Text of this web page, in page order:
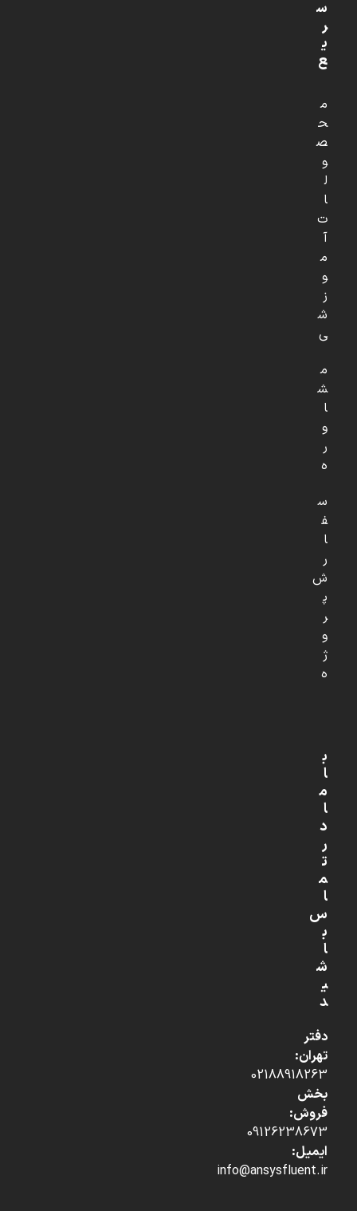
س
ر
ی
ع
م
ح
ص
و
ل
ا
ت
آ
م
و
ز
ش
ی
م
ش
ا
و
ر
ه
س
ف
ا
ر
ش
پ
ر
و
ژ
ه
ب
ا
م
ا
د
ر
ت
م
ا
س
ب
ا
ش
ی
د
دفتر
تهران:
02188918263
بخش
فروش:
09126238673
ایمیل:
info@ansysfluent.ir